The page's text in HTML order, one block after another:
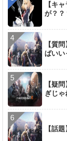
【キ
が？？
【質
ばいい
【疑
ぎじゃ
【話